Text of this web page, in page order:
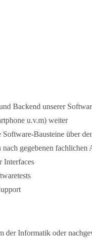
Backend unserer
u.v.m) weiter
Bausteine über
gegebenen fachlichen
Interfaces
der Informatik oder